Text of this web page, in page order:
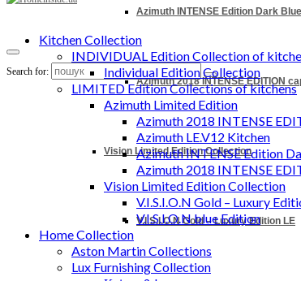
Azimuth INTENSE Edition Dark Blue
Azimuth 2018 INTENSE EDITION
Vision Limited Edition Collection
V.I.S.I.O.N Gold – Luxury Edition LE
Search for:
Kitchen Collection
INDIVIDUAL Edition Collection of
Individual Edition Collection
LIMITED Edition Collections of kitchens
Azimuth Limited Edition
Azimuth 2018 INTENSE
Azimuth LE.V12 Kitchen
Azimuth INTENSE Edition
Azimuth 2018 INTENSE
Vision Limited Edition Collection
V.I.S.I.O.N Gold – Luxury
V.I.S.I.O.N blue Edition
Home Collection
Aston Martin Collections
Lux Furnishing Collection